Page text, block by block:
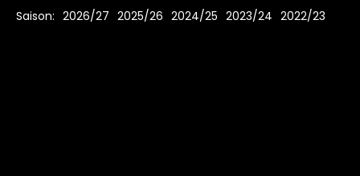
Saison: 2026/27 2025/26 2024/25 2023/24 2022/23